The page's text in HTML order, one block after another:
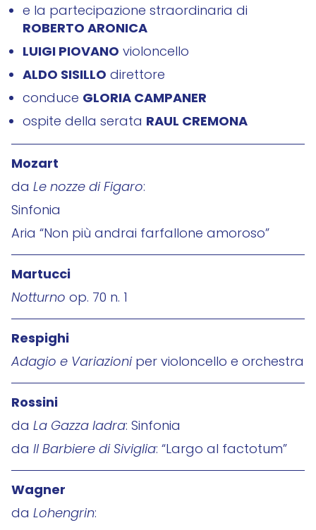
e la partecipazione straordinaria di
ROBERTO ARONICA
LUIGI PIOVANO violoncello
ALDO SISILLO direttore
conduce GLORIA CAMPANER
ospite della serata RAUL CREMONA
Mozart
da Le nozze di Figaro:
Sinfonia
Aria “Non più andrai farfallone amoroso”
Martucci
Notturno op. 70 n. 1
Respighi
Adagio e Variazioniper violoncello e orchestra
Rossini
da La Gazza ladra: Sinfonia
da Il Barbiere di Siviglia: “Largo al factotum”
Wagner
da Lohengrin: